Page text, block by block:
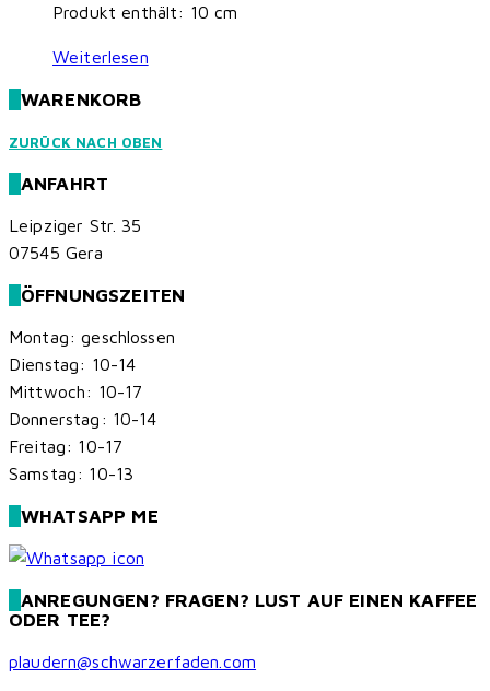
Produkt enthält: 10 cm
Weiterlesen
WARENKORB
ZURÜCK NACH OBEN
ANFAHRT
Leipziger Str. 35
07545 Gera
ÖFFNUNGSZEITEN
Montag: geschlossen
Dienstag: 10-14
Mittwoch: 10-17
Donnerstag: 10-14
Freitag: 10-17
Samstag: 10-13
WHATSAPP ME
ANREGUNGEN? FRAGEN? LUST AUF EINEN KAFFEE
ODER TEE?
plaudern@schwarzerfaden.com